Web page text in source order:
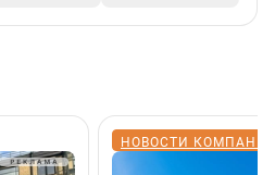
НОВОСТИ